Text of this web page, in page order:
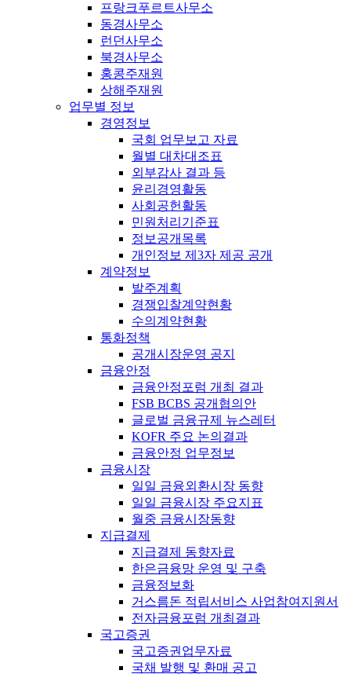
프랑크푸르트사무소
동경사무소
런던사무소
북경사무소
홍콩주재원
상해주재원
업무별 정보
경영정보
국회 업무보고 자료
월별 대차대조표
외부감사 결과 등
윤리경영활동
사회공헌활동
민원처리기준표
정보공개목록
개인정보 제3자 제공 공개
계약정보
발주계획
경쟁입찰계약현황
수의계약현황
통화정책
공개시장운영 공지
금융안정
금융안정포럼 개최 결과
FSB BCBS 공개협의안
글로벌 금융규제 뉴스레터
KOFR 주요 논의결과
금융안정 업무정보
금융시장
일일 금융외환시장 동향
일일 금융시장 주요지표
월중 금융시장동향
지급결제
지급결제 동향자료
한은금융망 운영 및 구축
금융정보화
거스름돈 적립서비스 사업참여지원서
전자금융포럼 개최결과
국고증권
국고증권업무자료
국채 발행 및 환매 공고